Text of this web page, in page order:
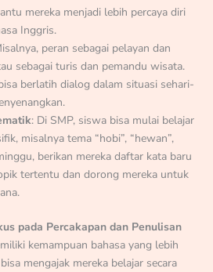
mereka menjadi lebih percaya diri
Inggris.
peran sebagai pelayan dan
sebagai turis dan pemandu wisata.
berlatih dialog dalam situasi sehari-
: Di SMP, siswa bisa mulai belajar
misalnya tema “hobi”, “hewan”,
berikan mereka daftar kata baru
tertentu dan dorong mereka untuk
pada Percakapan dan Penulisan
kemampuan bahasa yang lebih
mengajak mereka belajar secara